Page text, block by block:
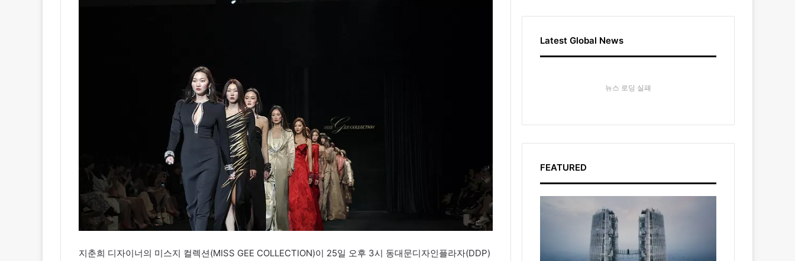
지춘희 디자이너의 미스지 컬렉션(MISS GEE COLLECTION)이 25일 오후 3시 동대문디자인플라자(DDP)
Latest Global News
뉴스 로딩 실패
FEATURED